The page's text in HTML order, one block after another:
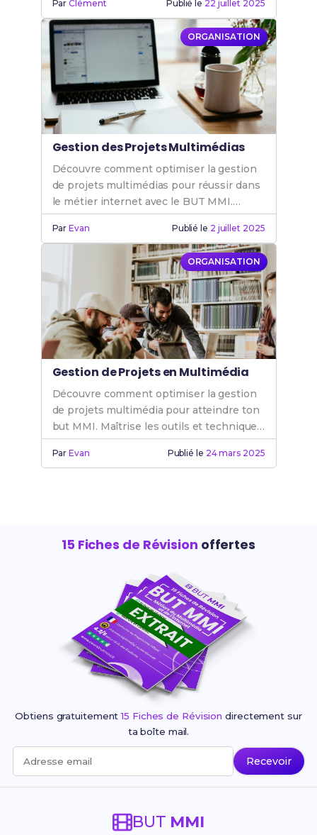
ParClément Publié le 22 juillet 2025
ORGANISATION
Gestion des Projets Multimédias
Découvre comment optimiser la gestion
de projets multimédias pour réussir dans
le métier internet avec le BUT MMI.
Apprends les clés essentielles du
multimédia.
ParEvan Publié le 2 juillet 2025
ORGANISATION
Gestion de Projets en Multimédia
Découvre comment optimiser la gestion
de projets multimédia pour atteindre ton
but MMI. Maîtrise les outils et techniques
essentiels pour réussir chaque projet
multimédia.
ParEvan Publié le 24 mars 2025
15 Fiches de Révision offertes
Obtiens gratuitement15 Fiches de Révision directement sur
ta boîte mail.
Adresse email Recevoir
BUT MMI